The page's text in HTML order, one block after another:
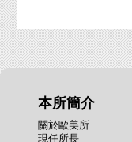
本所簡介
關於歐美所
現任所長